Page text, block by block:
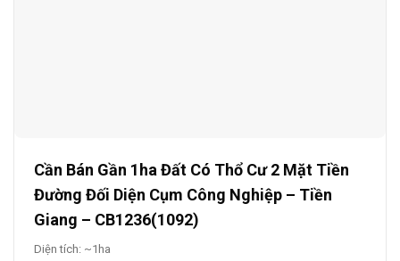
Cần Bán Gần 1ha Đất Có Thổ Cư 2 Mặt Tiền
Đường Đối Diện Cụm Công Nghiệp – Tiền
Giang – CB1236(1092)
Diện tích: ~1ha